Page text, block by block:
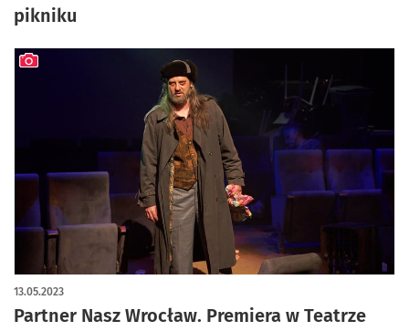
pikniku
Partner Nasz Wrocław. Premiera w Teatrze
13.05.2023
artykuł z galerią zdjęć